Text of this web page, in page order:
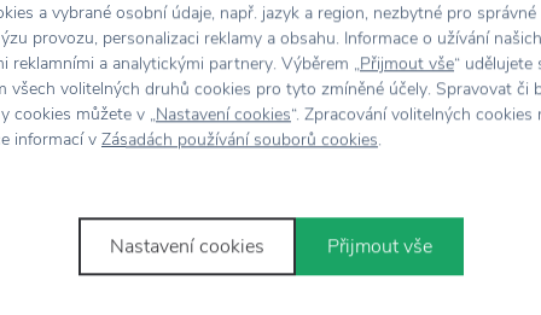
20 % S KÓDEM: LÉTO20
DOPRAVA ZDARMA
LYNGBY PORCELAEN
18 cm
SLEVA 20 % S KÓDEM:
DOPRAVA
cm
a vybrané osobní údaje, např. jazyk a region, nezbytné pro
provozu, personalizaci reklamy a obsahu. Informace o užívání
reklamními a analytickými partnery. Výběrem „Přijmout vše“ udělujete
všech volitelných druhů cookies pro tyto zmíněné účely. Spravovat či
cookies můžete v „Nastavení cookies“. Zpracování volitelných cookies
informací v Zásadách používání souborů cookies.
Nastavení cookies Přijmout vše